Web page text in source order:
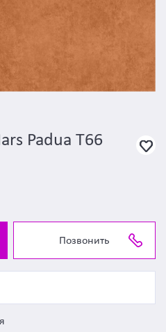
Padua T66
Позвонить